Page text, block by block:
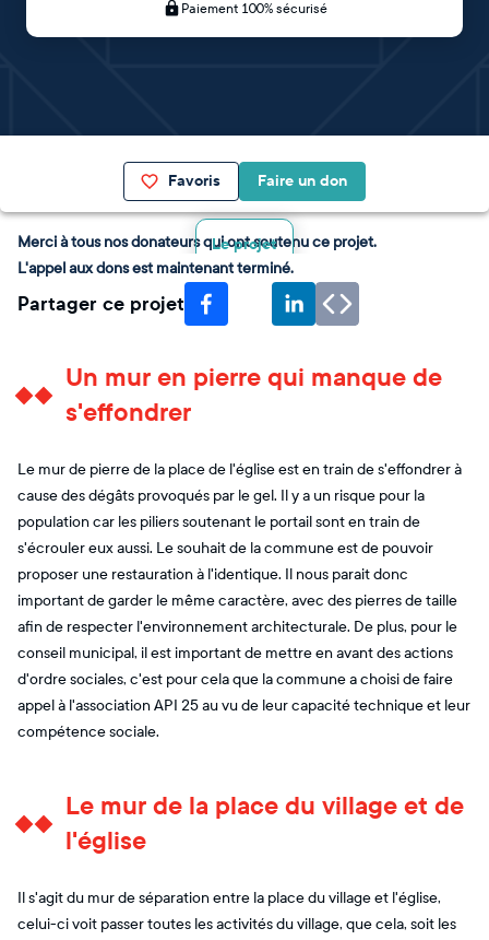
Paiement 100% sécurisé
Favoris Faire un don
Le projet
Merci à tous nos donateurs qui ont soutenu ce projet.
L'appel aux dons est maintenant terminé.
Partager ce projet
Un mur en pierre qui manque de
s'effondrer
Le mur de pierre de la place de l'église est en train de s'effondrer à
cause des dégâts provoqués par le gel. Il y a un risque pour la
population car les piliers soutenant le portail sont en train de
s'écrouler eux aussi. Le souhait de la commune est de pouvoir
proposer une restauration à l'identique. Il nous parait donc
important de garder le même caractère, avec des pierres de taille
afin de respecter l'environnement architecturale. De plus, pour le
conseil municipal, il est important de mettre en avant des actions
d'ordre sociales, c'est pour cela que la commune a choisi de faire
appel à l'association API 25 au vu de leur capacité technique et leur
compétence sociale.
Le mur de la place du village et de
l'église
Il s'agit du mur de séparation entre la place du village et l'église,
celui-ci voit passer toutes les activités du village, que cela, soit les